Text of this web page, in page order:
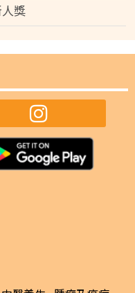
獎